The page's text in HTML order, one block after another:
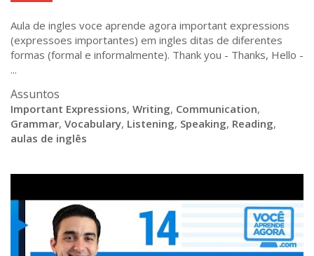
Aula de ingles voce aprende agora important expressions
(expressoes importantes) em ingles ditas de diferentes
formas (formal e informalmente). Thank you - Thanks, Hello -
...
Assuntos
Important Expressions, Writing, Communication,
Grammar, Vocabulary, Listening, Speaking, Reading,
aulas de inglês